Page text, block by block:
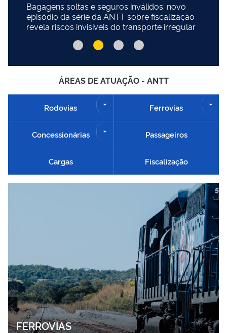
Bagagens soltas e seguros inválidos: novo
episódio da série da ANTT sobre fiscalização
revela riscos invisíveis do transporte irregular
ÁREAS DE ATUAÇÃO - ANTT
Rodovias Ferrovias
Concessionárias Passageiros
Cargas Fiscalização
FERROVIAS